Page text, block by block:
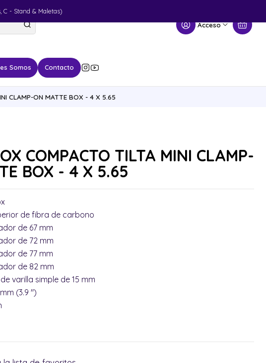
Acceso
Somos Contacto
- Stand & Maletas)
CLAMP-ON MATTE BOX - 4 X 5.65
COMPACTO TILTA MINI CLAMP-
BOX - 4 X 5.65
de fibra de carbono
de 67 mm
de 72 mm
de 77 mm
de 82 mm
varilla simple de 15 mm
(3.9 ")